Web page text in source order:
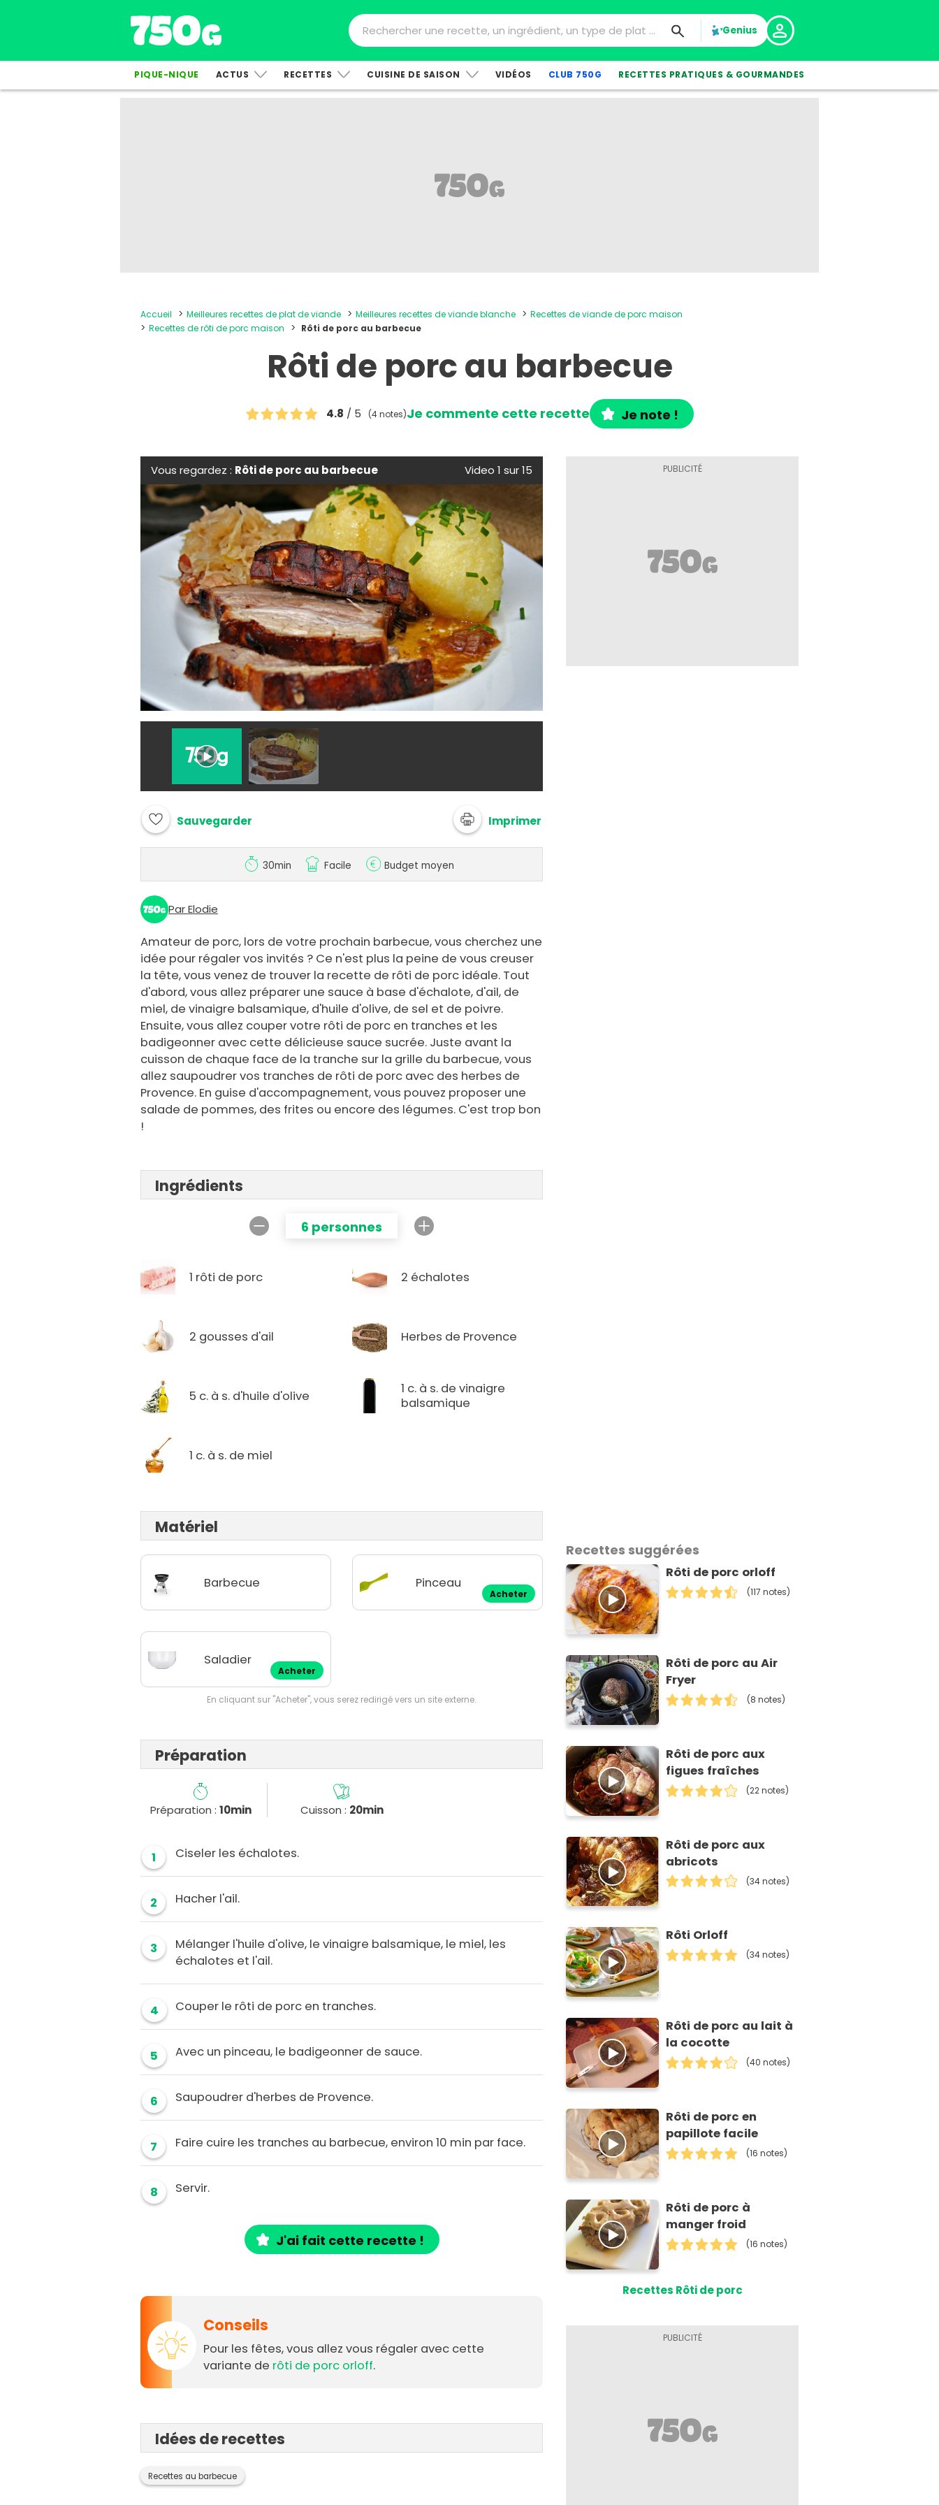
Genius
PIQUE-NIQUE ACTUS RECETTES CUISINE DE SAISON VIDÉOS CLUB 750G RECETTES PRATIQUES & GOURMANDES
Accueil Meilleures recettes de plat de viande Meilleures recettes de viande blanche
Recettes de viande de porc maison
Recettes de rôti de porc maison
Rôti de porc au barbecue
Rôti de porc au barbecue
4.8 / 5 (4 notes)Je commente cette recette Je note !
Vous regardez : Rôti de porc au barbecue Video 1 sur 15
Sauvegarder Imprimer
30min Facile Budget moyen
Par Elodie
Amateur de porc, lors de votre prochain barbecue, vous cherchez une
idée pour régaler vos invités ? Ce n'est plus la peine de vous creuser
la tête, vous venez de trouver la recette de rôti de porc idéale. Tout
d'abord, vous allez préparer une sauce à base d'échalote, d'ail, de
miel, de vinaigre balsamique, d'huile d'olive, de sel et de poivre.
Ensuite, vous allez couper votre rôti de porc en tranches et les
badigeonner avec cette délicieuse sauce sucrée. Juste avant la
cuisson de chaque face de la tranche sur la grille du barbecue, vous
allez saupoudrer vos tranches de rôti de porc avec des herbes de
Provence. En guise d'accompagnement, vous pouvez proposer une
salade de pommes, des frites ou encore des légumes. C'est trop bon
!
Ingrédients
6 personnes
1 rôti de porc 2 échalotes
2 gousses d'ail Herbes de Provence
5 c. à s. d'huile d'olive
1 c. à s. de vinaigre
balsamique
1 c. à s. de miel
Matériel
Barbecue Pinceau
Acheter
Saladier
Acheter
En cliquant sur "Acheter", vous serez redirigé vers un site externe.
Préparation
Préparation : 10min Cuisson : 20min
1 Ciseler les échalotes.
2 Hacher l'ail.
3
Mélanger l'huile d'olive, le vinaigre balsamique, le miel, les
échalotes et l'ail.
4 Couper le rôti de porc en tranches.
5 Avec un pinceau, le badigeonner de sauce.
6 Saupoudrer d'herbes de Provence.
7 Faire cuire les tranches au barbecue, environ 10 min par face.
8 Servir.
J'ai fait cette recette !
Conseils
Pour les fêtes, vous allez vous régaler avec cette
variante de rôti de porc orloff.
Idées de recettes
Recettes au barbecue
Recettes suggérées
Rôti de porc orloff
(117 notes)
Rôti de porc au Air
Fryer
(8 notes)
Rôti de porc aux
figues fraîches
(22 notes)
Rôti de porc aux
abricots
(34 notes)
Rôti Orloff
(34 notes)
Rôti de porc au lait à
la cocotte
(40 notes)
Rôti de porc en
papillote facile
(16 notes)
Rôti de porc à
manger froid
(16 notes)
Recettes Rôti de porc